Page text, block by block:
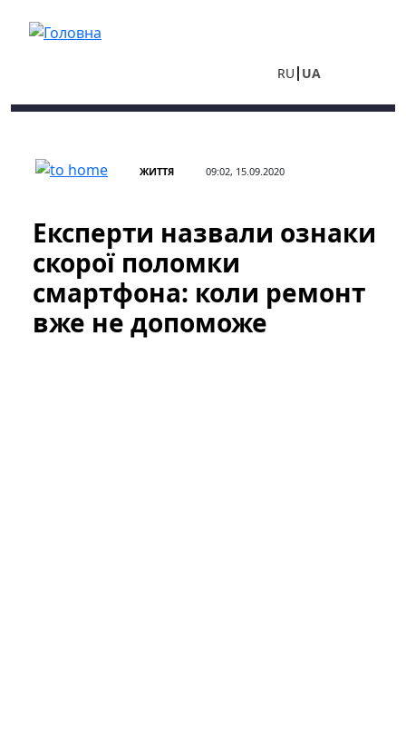
RU UA
ЖИТТЯ 09:02, 15.09.2020
Експерти назвали ознаки
скорої поломки
смартфона: коли ремонт
вже не допоможе